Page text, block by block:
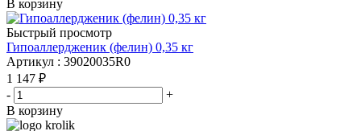
В корзину
Быстрый просмотр
Гипоаллердженик (фелин) 0,35 кг
Артикул : 39020035R0
1 147 ₽
-
+
В корзину